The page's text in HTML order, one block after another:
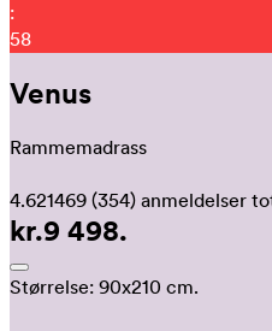
:
52
Venus
Rammemadrass
4.621469 (354) anmeldelser
kr.9 498.
Størrelse: 90x210 cm.